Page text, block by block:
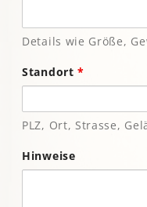
Details wie Größe,
Standort*
PLZ, Ort, Strasse,
Hinweise